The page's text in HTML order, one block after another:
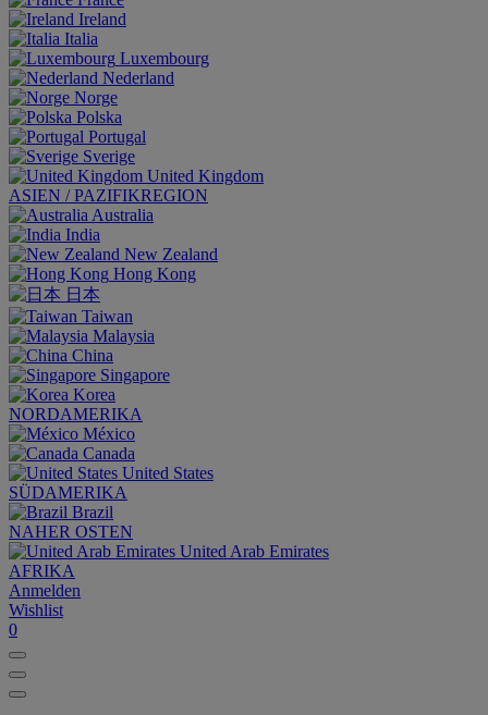
Ireland
Italia
Luxembourg
Nederland
Norge
Polska
Portugal
Sverige
United Kingdom
ASIEN / PAZIFIKREGION
Australia
India
New Zealand
Hong Kong
日本
Taiwan
Malaysia
China
Singapore
Korea
NORDAMERIKA
México
Canada
United States
SÜDAMERIKA
Brazil
NAHER OSTEN
United Arab Emirates
AFRIKA
Anmelden
Wishlist
0